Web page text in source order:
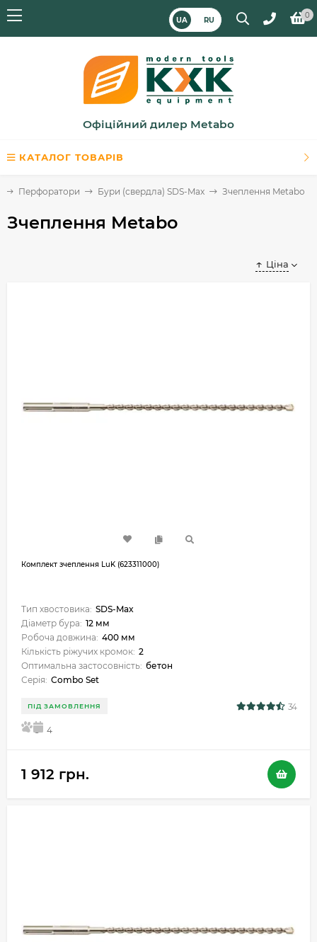
UA RU
0
Офіційний дилер Metabo
КАТАЛОГ ТОВАРІВ
Перфоратори Бури (свердла) SDS-Max Зчеплення Metabo
Зчеплення Metabo
Ціна
Комплект зчеплення LuK (623311000)
Тип хвостовика: SDS-Max
Діаметр бура: 12 мм
Робоча довжина: 400 мм
Кількість ріжучих кромок: 2
Оптимальна застосовність: бетон
Серія: Combo Set
ПІД ЗАМОВЛЕННЯ 34
5 4
1 912 грн.